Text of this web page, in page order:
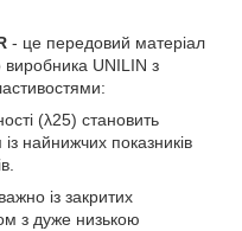
- це передовий матеріал
виробника UNILIN з
(λ25) становить
найнижчих показників
із закритих
з дуже низькою